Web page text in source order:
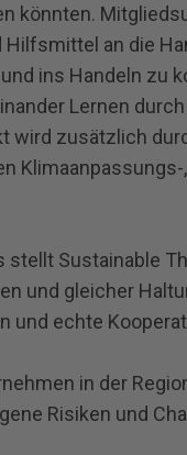
könnten.
an die
ins Handeln zu
Lernen
wird zusätzlich
Sustainable
und gleicher
und echte
in der
Risiken und